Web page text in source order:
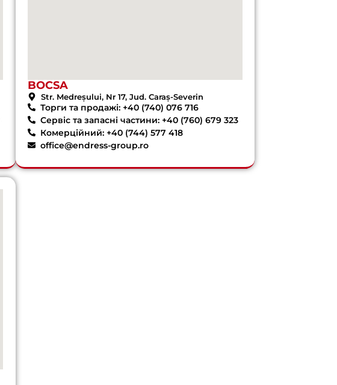
BOCSA
Str. Medreșului, Nr 17, Jud. Caraș-Severin
Торги та продажі: +40 (740) 076 716
Сервіс та запасні частини: +40 (760) 679 323
Комерційний: +40 (744) 577 418
office@endress-group.ro